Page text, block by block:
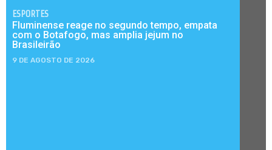
ESPORTES
Fluminense reage no segundo tempo, empata
com o Botafogo, mas amplia jejum no
Brasileirão
9 DE AGOSTO DE 2026